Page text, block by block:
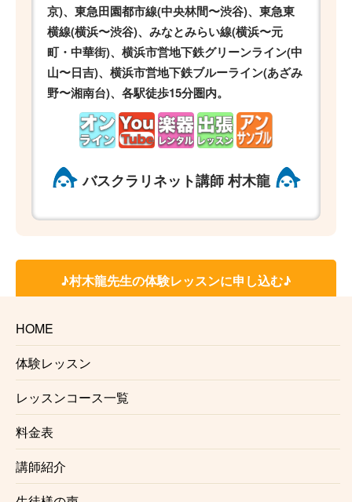
HOME
体験レッスン
レッスンコース一覧
料金表
講師紹介
京)、東急田園都市線(中央林間〜渋谷)、東急東
横線(横浜〜渋谷)、みなとみらい線(横浜〜元
町・中華街)、横浜市営地下鉄グリーンライン(中
山〜日吉)、横浜市営地下鉄ブルーライン(あざみ
野〜湘南台)、各駅徒歩15分圏内。
バスクラリネット講師 村木龍
♪村木龍先生の体験レッスンに申し込む♪
♪お申し込みはこちらから♪
【2つのアンブシュアのコツ / ①シン・リップ